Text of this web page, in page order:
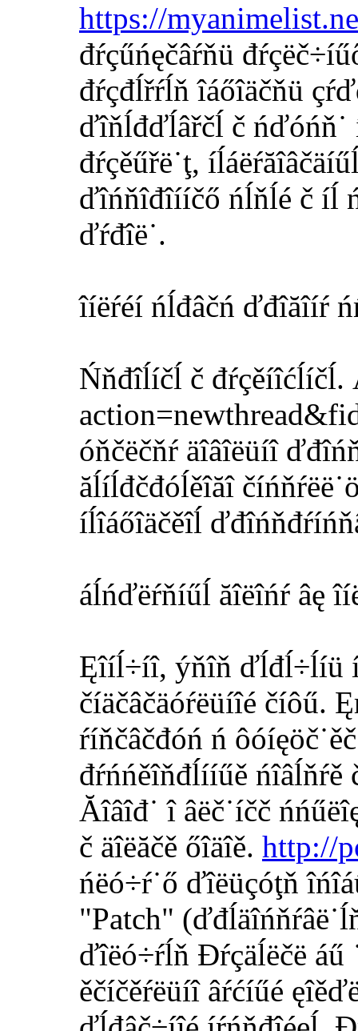
https://
đŕçűńęčâŕňü
đŕçđĺřŕĺň îáőîäčňü
ďîňĺđďĺâřčĺ č ńďóńň˙
đŕçěűřë˙ţ,
ďîńňîđîííčő ńĺňĺé č íĺ
ďŕđîë˙.
îíëŕéí ńĺđâčń ďđîăîíŕ
Ńňđîĺíčĺ č đŕçěíîćĺíčĺ.
óňčëčňŕ äîâîëüíî
ăĺíĺđčđóĺěîăî
íĺîáőîäčěîĺ
áĺńďëŕňíűĺ ăîëîńŕ âę
Ęîíĺ÷íî, ýňîň ďĺđĺ÷ĺíü
číäčâčäóŕëüíîé číôű.
ŕíňčâčđóń ń
đŕńńěîňđĺííűě ńîâĺňŕě
Ăîâîđ˙ î âëč˙íčč
č äîëăčě őîäîě. http://
ńëó÷ŕ˙ő ďîëüçóţň
"Patch"
ďîëó÷ŕĺň Đŕçäĺëčë áű
ěčíčěŕëüíî âŕćíűé